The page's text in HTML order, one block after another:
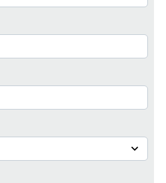
）ソリューション
可視化ソリューション ※